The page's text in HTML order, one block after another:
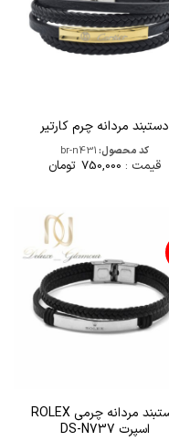
دستبند مردانه چرم کارتیر
کد محصول:br-n431
قیمت : 750,000 تومان
دستبند مردانه چرمی ROLEX
اسپرت DS-N737